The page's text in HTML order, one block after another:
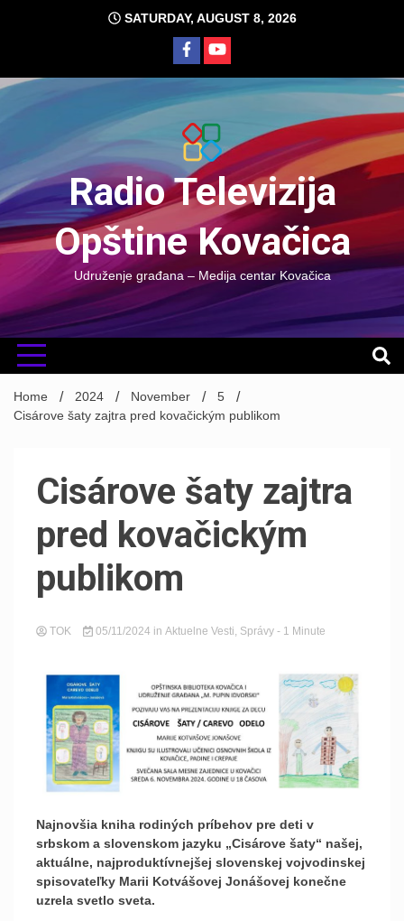
SATURDAY, AUGUST 8, 2026
Radio Televizija
Opštine Kovačica
Udruženje građana – Medija centar Kovačica
Home 2024 November
5
Cisárove šaty zajtra pred kovačickým publikom
Cisárove šaty zajtra
pred kovačickým
publikom
TOK 05/11/2024 in Aktuelne Vesti, Správy - 1 Minute
Najnovšia kniha rodiných príbehov pre deti v
srbskom a slovenskom jazyku „Cisárove šaty“ našej,
aktuálne, najproduktívnejšej slovenskej vojvodinskej
spisovateľky Marii Kotvášovej Jonášovej konečne
uzrela svetlo sveta.